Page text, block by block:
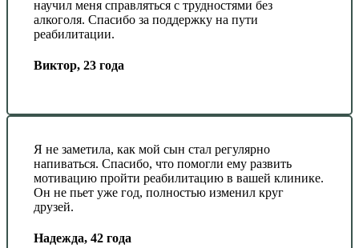
научил меня справляться с трудностями без
алкоголя. Спасибо за поддержку на пути
реабилитации.
Виктор, 23 года
Я не заметила, как мой сын стал регулярно
напиваться. Спасибо, что помогли ему развить
мотивацию пройти реабилитацию в вашей клинике.
Он не пьет уже год, полностью изменил круг
друзей.
Надежда, 42 года